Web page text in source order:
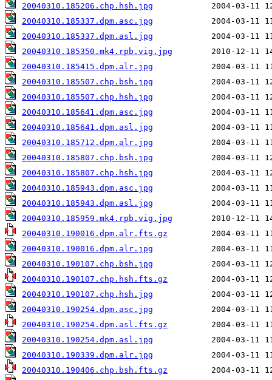
20040310.185206.chp.hsh.jpg
20040310.185337.dpm.asc.jpg
20040310.185337.dpm.asl.jpg
20040310.185350.mk4.rpb.vig.jpg
20040310.185415.dpm.alr.jpg
20040310.185507.chp.bsh.jpg
20040310.185507.chp.hsh.jpg
20040310.185641.dpm.asc.jpg
20040310.185641.dpm.asl.jpg
20040310.185712.dpm.alr.jpg
20040310.185807.chp.bsh.jpg
20040310.185807.chp.hsh.jpg
20040310.185943.dpm.asc.jpg
20040310.185943.dpm.asl.jpg
20040310.185959.mk4.rpb.vig.jpg
20040310.190016.dpm.alr.fts.gz
20040310.190016.dpm.alr.jpg
20040310.190107.chp.bsh.jpg
20040310.190107.chp.hsh.fts.gz
20040310.190107.chp.hsh.jpg
20040310.190254.dpm.asc.jpg
20040310.190254.dpm.asl.fts.gz
20040310.190254.dpm.asl.jpg
20040310.190339.dpm.alr.jpg
20040310.190406.chp.bsh.fts.gz